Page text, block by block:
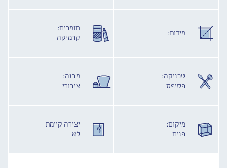
מידות:
חומרים:
קרמיקה
טכניקה:
פסיפס
מבנה:
ציבורי
מיקום:
פנים
יצירה קיימת
לא